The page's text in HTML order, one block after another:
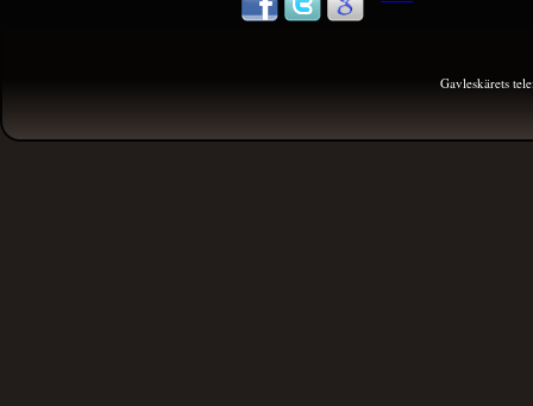
Gavleskärets